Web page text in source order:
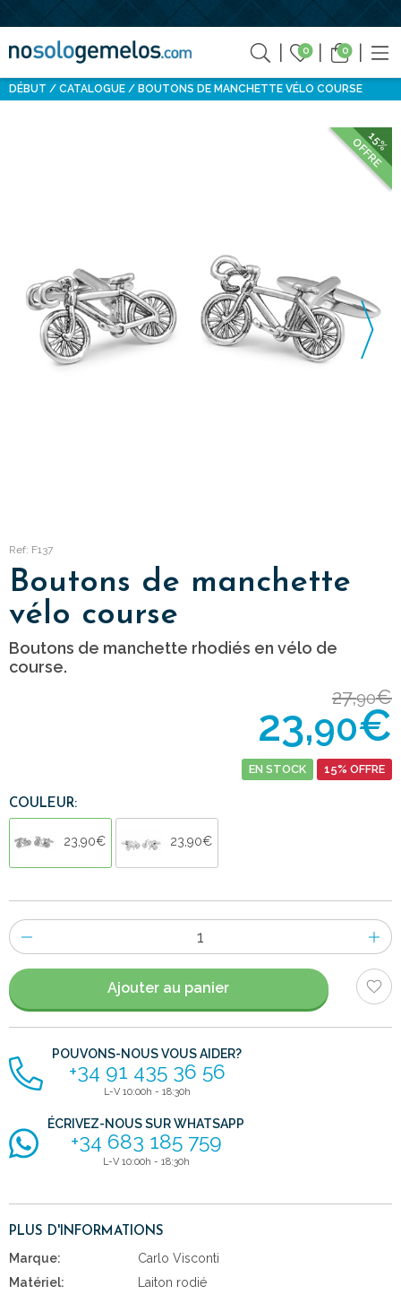
0 0
DÉBUT CATALOGUE BOUTONS DE MANCHETTE VÉLO COURSE
15%
OFFRE
Ref: F137
Boutons de manchette
vélo course
Boutons de manchette rhodiés en vélo de
course.
27,90€
23,90€
EN STOCK 15% OFFRE
COULEUR:
23,90€ 23,90€
Nombre
d'items
Ajouter au panier
POUVONS-NOUS VOUS AIDER?
+34 91 435 36 56
L-V 10:00h - 18:30h
ÉCRIVEZ-NOUS SUR WHATSAPP
+34 683 185 759
L-V 10:00h - 18:30h
PLUS D'INFORMATIONS
Marque:
Carlo Visconti
Matériel:
Laiton rodié